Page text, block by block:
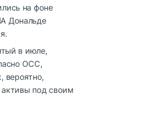
на фоне
Дональде
в июле,
OCC,
вероятно,
активы под своим